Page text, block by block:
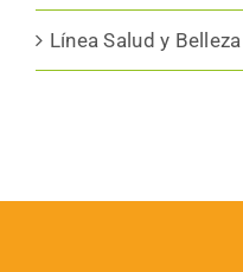
Línea Salud y Belleza